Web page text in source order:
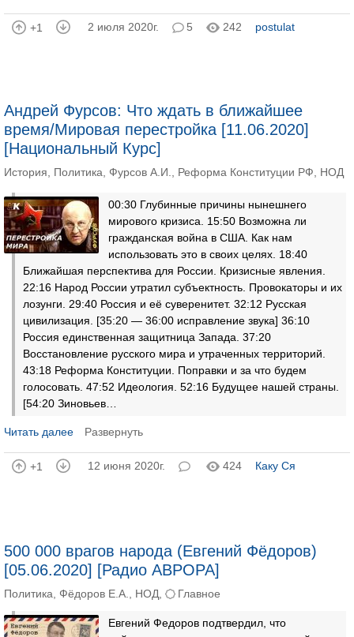
+1 2 июля 2020г. 5 242 postulat
Андрей Фурсов: Что ждать в ближайшее
время/Мировая перестройка [11.06.2020]
[Национальный Курс]
История Политика Фурсов А.И. Реформа Конституции РФ НОД
00:30 Глубинные причины нынешнего
мирового кризиса. 15:50 Возможна ли
гражданская война в США. Как нам
использовать это в своих целях. 18:40
Ближайшая перспектива для России. Кризисные явления.
22:16 Народ России утратил субъектность. Провокаторы и их
лозунги. 29:40 Россия и её суверенитет. 32:12 Русская
цивилизация. [35:20 — 36:00 исправление звука] 36:10
Россия единственная защитница Запада. 37:20
Восстановление русского мира и утраченных территорий.
43:18 Реформа Конституции. Поправки и за что будем
голосовать. 47:52 Идеология. 52:16 Будущее нашей страны.
[54:20 Зиновьев…
Читать далее Развернуть
+1 12 июня 2020г. 424 Каку Ся
500 000 врагов народа (Евгений Фёдоров)
[05.06.2020] [Радио АВРОРА]
Политика Фёдоров Е.А. НОД Главное
Евгений Федоров подтвердил, что